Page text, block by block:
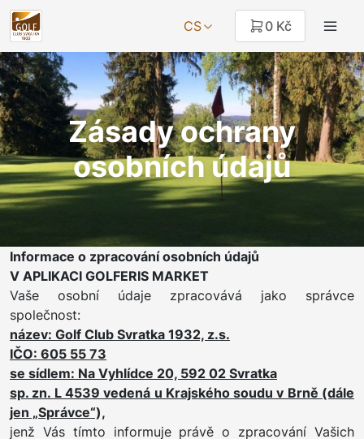
CS 0 Kč
Zásady ochrany
osobních údajů
Informace o zpracování osobních údajů
V APLIKACI GOLFERIS MARKET
Vaše osobní údaje zpracovává jako správce
společnost:
název: Golf Club Svratka 1932, z.s.
IČO: 605 55 73
se sídlem: Na Vyhlídce 20, 592 02 Svratka
sp. zn. L 4539 vedená u Krajského soudu v Brně (dále
jen „Správce“),
jenž Vás tímto informuje právě o zpracování Vašich